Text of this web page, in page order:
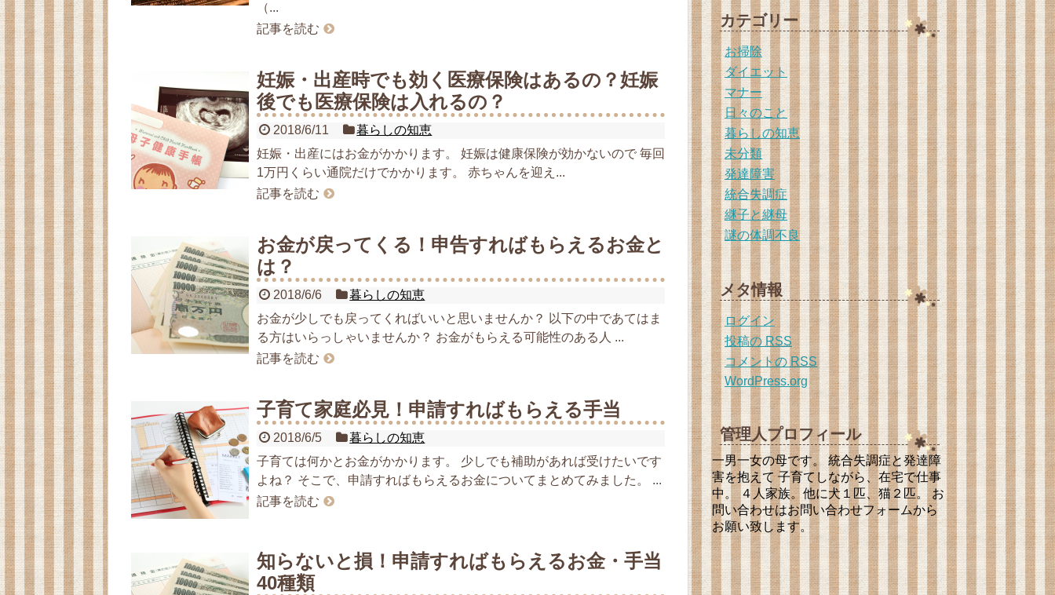
（...
記事を読む
妊娠・出産時でも効く医療保険はあるの？妊娠
後でも医療保険は入れるの？
2018/6/11
暮らしの知恵
妊娠・出産にはお金がかかります。 妊娠は健康保険が効かないので 毎回
1万円くらい通院だけでかかります。 赤ちゃんを迎え...
記事を読む
お金が戻ってくる！申告すればもらえるお金と
は？
2018/6/6
暮らしの知恵
お金が少しでも戻ってくればいいと思いませんか？ 以下の中であてはま
る方はいらっしゃいませんか？ お金がもらえる可能性のある人 ...
記事を読む
子育て家庭必見！申請すればもらえる手当
2018/6/5
暮らしの知恵
子育ては何かとお金がかかります。 少しでも補助があれば受けたいです
よね？ そこで、申請すればもらえるお金についてまとめてみました。 ...
記事を読む
知らないと損！申請すればもらえるお金・手当
40種類
カテゴリー
お掃除
ダイエット
マナー
日々のこと
暮らしの知恵
未分類
発達障害
統合失調症
継子と継母
謎の体調不良
メタ情報
ログイン
投稿のRSS
コメントのRSS
WordPress.org
管理人プロフィール
一男一女の母です。 統合失調症と発達障
害を抱えて 子育てしながら、在宅で仕事
中。 ４人家族。他に犬１匹、猫２匹。 お
問い合わせはお問い合わせフォームから
お願い致します。